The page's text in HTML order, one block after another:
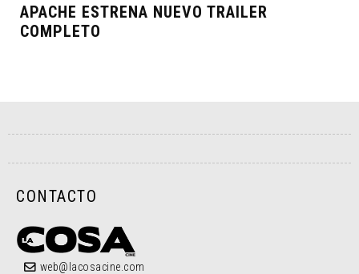
APACHE ESTRENA NUEVO TRAILER
COMPLETO
CONTACTO
web@lacosacine.com